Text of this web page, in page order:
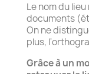
Le nom du
documents
On ne
plus,
Grâce à un